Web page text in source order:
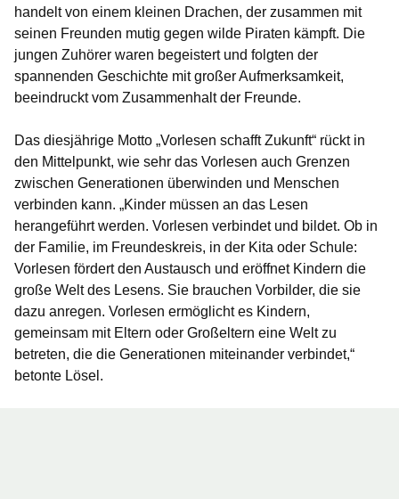
handelt von einem kleinen Drachen, der zusammen mit
seinen Freunden mutig gegen wilde Piraten kämpft. Die
jungen Zuhörer waren begeistert und folgten der
spannenden Geschichte mit großer Aufmerksamkeit,
beeindruckt vom Zusammenhalt der Freunde.
Das diesjährige Motto „Vorlesen schafft Zukunft“ rückt in
den Mittelpunkt, wie sehr das Vorlesen auch Grenzen
zwischen Generationen überwinden und Menschen
verbinden kann. „Kinder müssen an das Lesen
herangeführt werden. Vorlesen verbindet und bildet. Ob in
der Familie, im Freundeskreis, in der Kita oder Schule:
Vorlesen fördert den Austausch und eröffnet Kindern die
große Welt des Lesens. Sie brauchen Vorbilder, die sie
dazu anregen. Vorlesen ermöglicht es Kindern,
gemeinsam mit Eltern oder Großeltern eine Welt zu
betreten, die die Generationen miteinander verbindet,“
betonte Lösel.